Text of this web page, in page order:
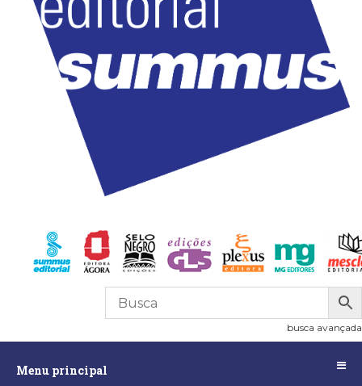
busca avançada
Menu principal
principalAssuntos